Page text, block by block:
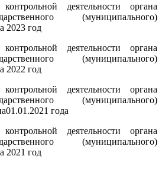
деятельности органа
(муниципального)
2023 год
деятельности органа
(муниципального)
2022 год
деятельности органа
(муниципального)
года
деятельности органа
(муниципального)
2021 год